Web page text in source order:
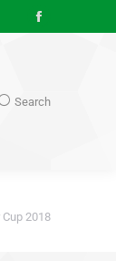
Facebook
in
Search
2018